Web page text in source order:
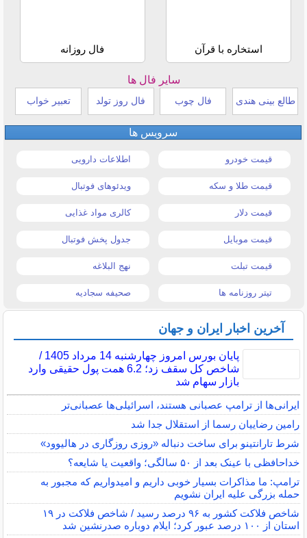
استخاره با قرآن فال روزانه
سایر فال ها
طالع بینی هندی فال چوب فال روز تولد تعبیر خواب
سرویس ها
قیمت خودرو اطلاعات دارویی
قیمت طلا و سکه ویدئوهای فوتبال
قیمت دلار کالری مواد غذایی
قیمت موبایل جدول پخش فوتبال
قیمت تبلت نهج البلاغه
تیتر روزنامه ها صحیفه سجادیه
آخرین اخبار ایران و جهان
پایان بورس امروز چهارشنبه 14 مرداد 1405 /
شاخص کل سقف زد؛ 6.2 همت پول حقیقی وارد
بازار سهام شد
ایرانی‌ها از ترامپ عصبانی هستند، اسرائیلی‌ها عصبانی‌تر
رامین رضاییان رسما از استقلال جدا شد
شرط تارانتینو برای ساخت دنباله «روزی روزگاری در هالیوود»
خداحافظی با عینک بعد از ۵۰ سالگی؛ واقعیت یا شایعه؟
ترامپ: ما مذاکرات بسیار خوبی داریم و امیدواریم که مجبور به
حمله بزرگی علیه ایران نشویم
شاخص فلاکت کشور به ۹۶ درصد رسید / شاخص فلاکت در ۱۹
استان از ۱۰۰ درصد عبور کرد؛ ایلام دوباره صدرنشین شد